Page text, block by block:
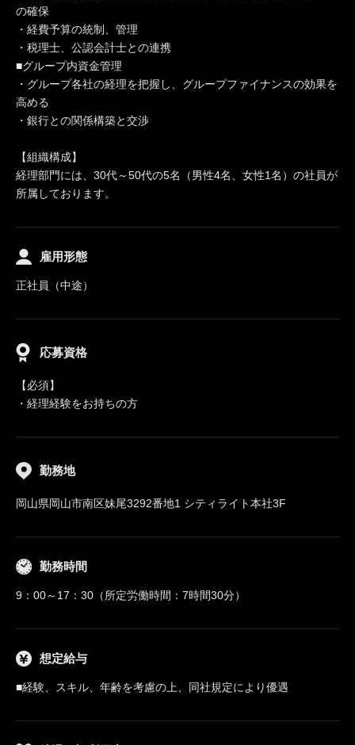
の確保
・経費予算の統制、管理
・税理士、公認会計士との連携
■グループ内資金管理
・グループ各社の経理を把握し、グループファイナンスの効果を
高める
・銀行との関係構築と交渉
【組織構成】
経理部門には、30代～50代の5名（男性4名、女性1名）の社員が
所属しております。
雇用形態
正社員（中途）
応募資格
【必須】
・経理経験をお持ちの方
勤務地
岡山県岡山市南区妹尾3292番地1 シティライト本社3F
勤務時間
9：00～17：30（所定労働時間：7時間30分）
想定給与
■経験、スキル、年齢を考慮の上、同社規定により優遇